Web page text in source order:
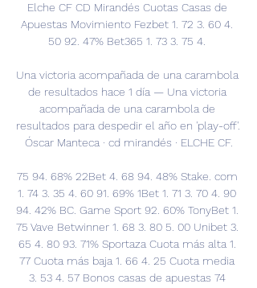
Elche CF CD Mirandés Cuotas Casas de
Apuestas Movimiento Fezbet 1. 72 3. 60 4.
50 92. 47% Bet365 1. 73 3. 75 4.
Una victoria acompañada de una carambola
de resultados hace 1 día — Una victoria
acompañada de una carambola de
resultados para despedir el año en 'play-off'.
Óscar Manteca · cd mirandés · ELCHE CF.
75 94. 68% 22Bet 4. 68 94. 48% Stake. com
1. 74 3. 35 4. 60 91. 69% 1Bet 1. 71 3. 70 4. 90
94. 42% BC. Game Sport 92. 60% TonyBet 1.
75 Vave Betwinner 1. 68 3. 80 5. 00 Unibet 3.
65 4. 80 93. 71% Sportaza Cuota más alta 1.
77 Cuota más baja 1. 66 4. 25 Cuota media
3. 53 4. 57 Bonos casas de apuestas 74